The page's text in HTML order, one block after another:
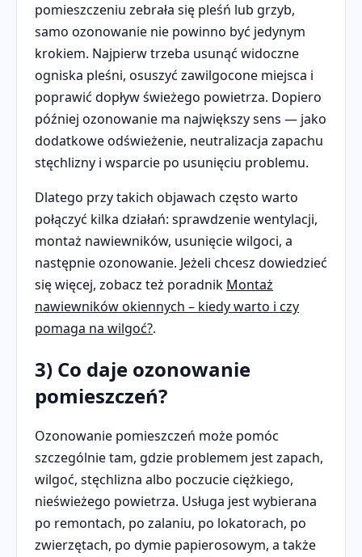
pomieszczeniu zebrała się pleśń lub grzyb,
samo ozonowanie nie powinno być jedynym
krokiem. Najpierw trzeba usunąć widoczne
ogniska pleśni, osuszyć zawilgocone miejsca i
poprawić dopływ świeżego powietrza. Dopiero
później ozonowanie ma największy sens — jako
dodatkowe odświeżenie, neutralizacja zapachu
stęchlizny i wsparcie po usunięciu problemu.
Dlatego przy takich objawach często warto
połączyć kilka działań: sprawdzenie wentylacji,
montaż nawiewników, usunięcie wilgoci, a
następnie ozonowanie. Jeżeli chcesz dowiedzieć
się więcej, zobacz też poradnik Montaż
nawiewników okiennych – kiedy warto i czy
pomaga na wilgoć?.
3) Co daje ozonowanie
pomieszczeń?
Ozonowanie pomieszczeń może pomóc
szczególnie tam, gdzie problemem jest zapach,
wilgoć, stęchlizna albo poczucie ciężkiego,
nieświeżego powietrza. Usługa jest wybierana
po remontach, po zalaniu, po lokatorach, po
zwierzętach, po dymie papierosowym, a także